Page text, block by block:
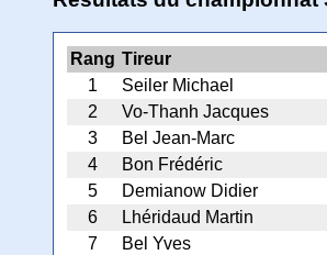
Rang Tireur
1
Seiler Michael
2
Vo-Thanh Jacques
3
Bel Jean-Marc
4
Bon Frédéric
5
Demianow Didier
6
Lhéridaud Martin
7
Bel Yves